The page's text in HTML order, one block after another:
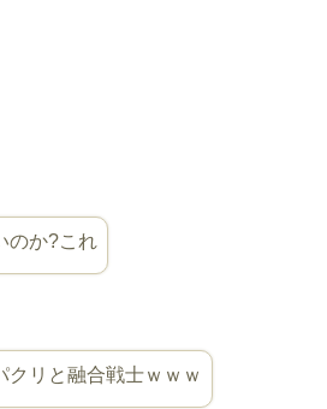
のか?これ
クリと融合戦士ｗｗｗ